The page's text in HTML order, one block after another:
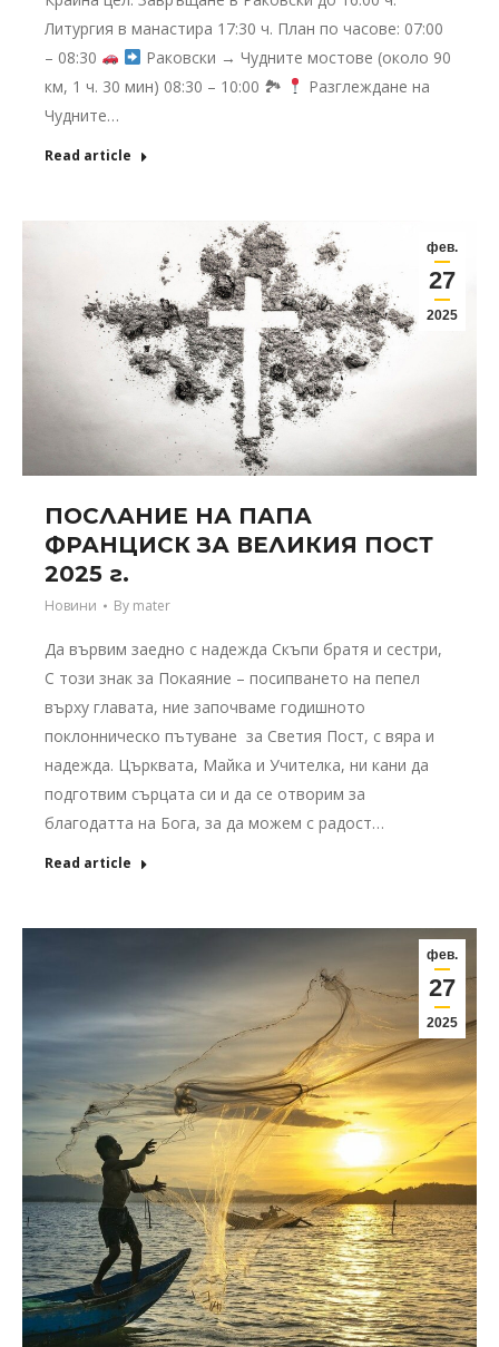
Литургия в манастира 17:30 ч. План по часове: 07:00
– 08:30
Раковски → Чудните мостове (около 90
км, 1 ч. 30 мин) 08:30 – 10:00 🏞
Разглеждане на
Чудните…
Read article
фев.
27
2025
ПОСЛАНИЕ НА ПАПА
ФРАНЦИСК ЗА ВЕЛИКИЯ ПОСТ
2025 г.
Новини By mater
Да вървим заедно с надежда Скъпи братя и сестри,
С този знак за Покаяние – посипването на пепел
върху главата, ние започваме годишното
поклонническо пътуване за Светия Пост, с вяра и
надежда. Църквата, Майка и Учителка, ни кани да
подготвим сърцата си и да се отворим за
благодатта на Бога, за да можем с радост…
Read article
фев.
27
2025